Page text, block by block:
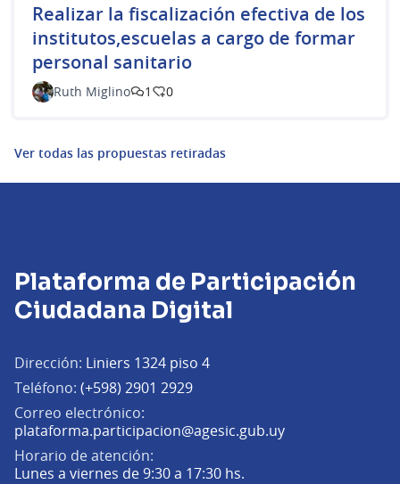
Realizar la fiscalización efectiva de los
institutos,escuelas a cargo de formar
personal sanitario
Ruth Miglino 1 0
Ver todas las propuestas retiradas
Plataforma de Participación
Ciudadana Digital
Dirección: Liniers 1324 piso 4
Teléfono: (+598) 2901 2929
Correo electrónico:
plataforma.participacion@agesic.gub.uy(Abrir en una
Horario de atención:
Lunes a viernes de 9:30 a 17:30 hs.